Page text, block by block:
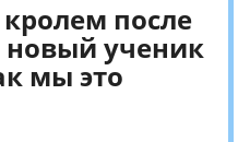
после
ученик
мы это